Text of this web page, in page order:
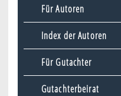
Für Autoren
Index der Autoren
Für Gutachter
Gutachterbeirat